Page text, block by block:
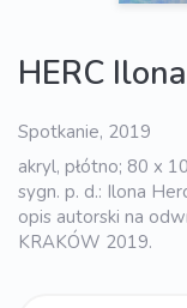
HERC Ilona
Spotkanie, 2019
akryl, płótno; 80 x
sygn. p. d.: Ilona
opis autorski na
KRAKÓW 2019.